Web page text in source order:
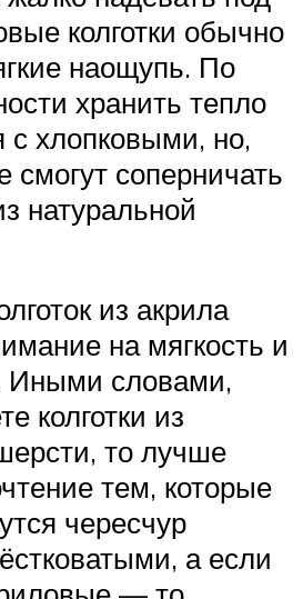
колготки обычно
наощупь. По
хранить тепло
с хлопковыми, но,
смогут соперничать
натуральной
из акрила
на мягкость и
Иными словами,
колготки из
то лучше
тем, которые
чересчур
а если